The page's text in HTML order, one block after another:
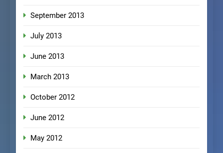
September 2013
July 2013
June 2013
March 2013
October 2012
June 2012
May 2012